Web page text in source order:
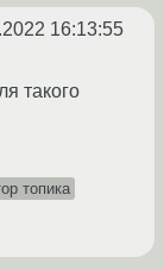
16:13:55
такого
топика